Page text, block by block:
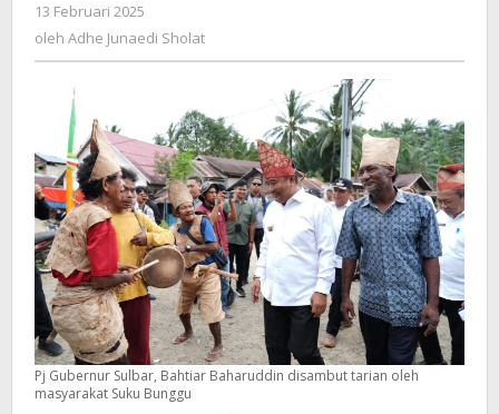
13 Februari 2025
Adhe
oleh Adhe Junaedi Sholat
Pj Gubernur Sulbar, Bahtiar Baharuddin disambut tarian oleh
masyarakat Suku Bunggu